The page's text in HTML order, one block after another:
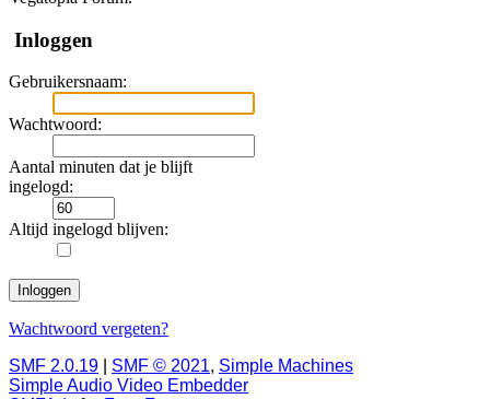
Inloggen
Gebruikersnaam:
Wachtwoord:
Aantal minuten dat je blijft
ingelogd:
Altijd ingelogd blijven:
Wachtwoord vergeten?
SMF 2.0.19
SMF © 2021, Simple Machines
Simple Audio Video Embedder